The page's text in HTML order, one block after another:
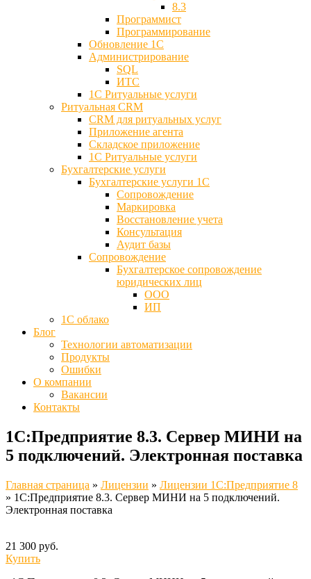
8.3
Программист
Программирование
Обновление 1С
Администрирование
SQL
ИТС
1С Ритуальные услуги
Ритуальная CRM
CRM для ритуальных услуг
Приложение агента
Складское приложение
1С Ритуальные услуги
Бухгалтерские услуги
Бухгалтерские услуги 1С
Сопровождение
Маркировка
Восстановление учета
Консультация
Аудит базы
Cопровождение
Бухгалтерское сопровождение
юридических лиц
ООО
ИП
1С облако
Блог
Технологии автоматизации
Продукты
Ошибки
О компании
Вакансии
Контакты
1С:Предприятие 8.3. Сервер МИНИ на
5 подключений. Электронная поставка
Главная страница » Лицензии » Лицензии 1C:Предприятие 8
» 1С:Предприятие 8.3. Сервер МИНИ на 5 подключений.
Электронная поставка
21 300 руб.
Купить